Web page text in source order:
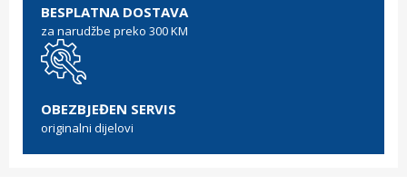
BESPLATNA DOSTAVA
za narudžbe preko 300 KM
OBEZBJEĐEN SERVIS
originalni dijelovi